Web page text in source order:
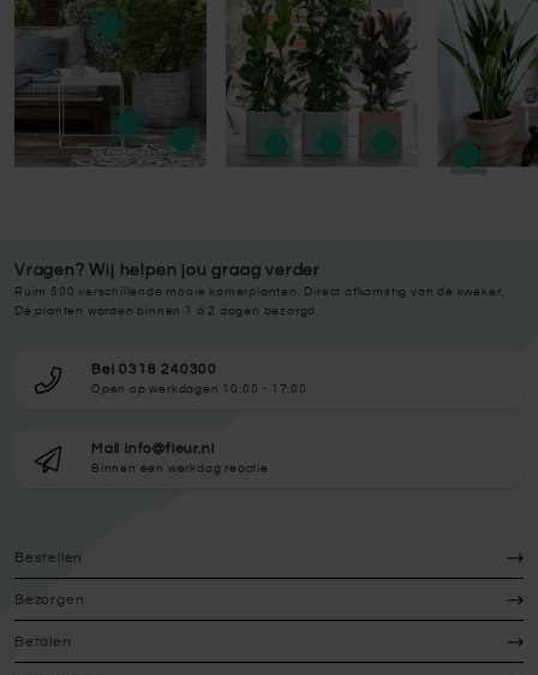
Vragen? Wij helpen jou graag verder
Ruim 500 verschillende mooie kamerplanten. Direct afkomstig van de kweker.
De planten worden binnen 1 à 2 dagen bezorgd.
Bel 0318 240300
Open op werkdagen 10:00 - 17:00
Mail info@fleur.nl
Binnen één werkdag reactie
Bestellen
Bezorgen
Betalen